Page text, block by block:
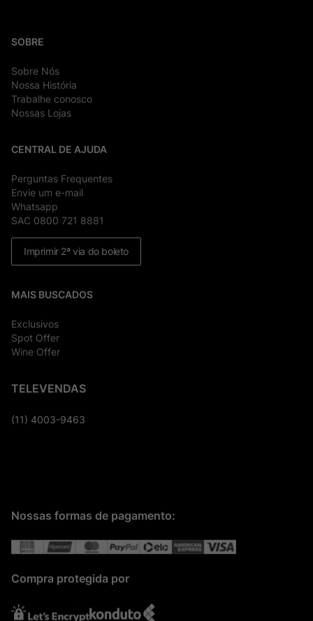
SOBRE
Sobre Nós
Nossa História
Trabalhe conosco
Nossas Lojas
CENTRAL DE AJUDA
Perguntas Frequentes
Envie um e-mail
Whatsapp
SAC 0800 721 8881
Imprimir 2ª via do boleto
MAIS BUSCADOS
Exclusivos
Spot Offer
Wine Offer
TELEVENDAS
(11) 4003-9463
Nossas formas de pagamento:
Compra protegida por